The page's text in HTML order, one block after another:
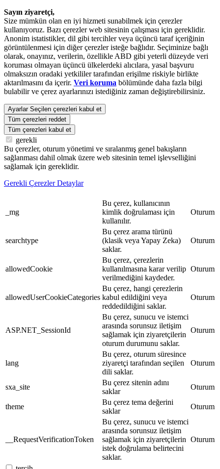
Sayın ziyaretçi,
Size mümkün olan en iyi hizmeti sunabilmek için çerezler
kullanıyoruz. Bazı çerezler web sitesinin çalışması için gereklidir.
Anonim istatistikler, dil gibi tercihler veya üçüncü taraf içeriğinin
görüntülenmesi için diğer çerezler isteğe bağlıdır. Seçiminize bağlı
olarak, onayınız, verilerin, özellikle ABD gibi yeterli düzeyde veri
koruması olmayan üçüncü ülkelerdeki alıcılara, yasal başvuru
olmaksızın oradaki yetkililer tarafından erişilme riskiyle birlikte
aktarılmasını da içerir. Veri koruma bölümünde daha fazla bilgi
bulabilir ve çerez ayarlarınızı istediğiniz zaman değiştirebilirsiniz.
Ayarlar Seçilen çerezleri kabul et
Tüm çerezleri reddet
Tüm çerezleri kabul et
gerekli
Bu çerezler, oturum yönetimi ve sıralanmış genel bakışların
sağlanması dahil olmak üzere web sitesinin temel işlevselliğini
sağlamak için gereklidir.
Gerekli Çerezler Detaylar
_mg
Bu çerez, kullanıcının
kimlik doğrulaması için
kullanılır.
Oturum
searchtype
Bu çerez arama türünü
(klasik veya Yapay Zeka)
saklar.
Oturum
allowedCookie
Bu çerez, çerezlerin
kullanılmasına karar verilip
verilmediğini kaydeder.
Oturum
allowedUserCookieCategories
Bu çerez, hangi çerezlerin
kabul edildiğini veya
reddedildiğini saklar.
Oturum
ASP.NET_SessionId
Bu çerez, sunucu ve istemci
arasında sorunsuz iletişim
sağlamak için ziyaretçilerin
oturum durumunu saklar.
Oturum
lang
Bu çerez, oturum süresince
ziyaretçi tarafından seçilen
dili saklar.
Oturum
sxa_site
Bu çerez sitenin adını
saklar
Oturum
theme
Bu çerez tema değerini
saklar
Oturum
__RequestVerificationToken
Bu çerez, sunucu ve istemci
arasında sorunsuz iletişim
sağlamak için ziyaretçilerin
istek doğrulama belirtecini
saklar.
Oturum